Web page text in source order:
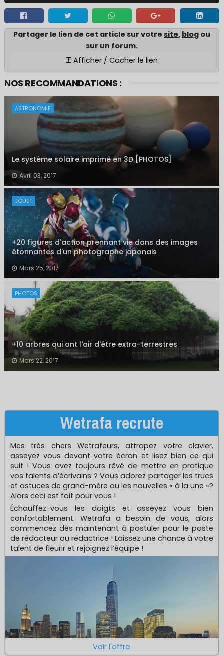
Partager le lien de cet article sur votre site, blog ou
sur un forum.
Afficher / Cacher le lien
NOS RECOMMANDATIONS :
ASTRONOMIE
Le système solaire imprimé en 3D [PHOTOS]
Avril 03, 2017
JOUET
+20 figures d'action prennant vie dans des images
étonnantes d'un photographe japonais
Mars 25, 2017
PHOTOS
+10 arbres qui ont l'air d'être extra-terrestres
Mars 22, 2017
Wetrafa recrute
Mes très chers Wetrafeurs, attrapez votre clavier,
asseyez vous devant votre écran et lisez bien ce qui
suit ! Vous avez toujours rêvé de mettre en pratique
vos talents d’écrivains ? Vous adorez partager les trucs
et astuces de grand-mère ou les nouvelles « à la une »?
Alors ceci est fait pour vous !
Échauffez-vous les doigts et asseyez vous bien
confortablement. Wetrafa a besoin de vous, alors
commencez dès maintenant à postuler pour le poste
de rédacteur ou rédactrice ! Laissez une chance à votre
talent de fleurir et rejoignez l’équipe !
Voir l'offre